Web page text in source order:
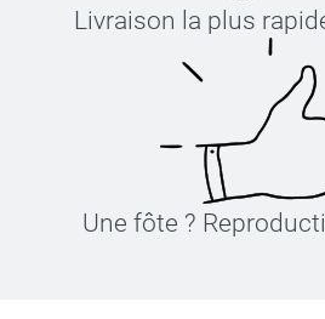
Livraison la plus
Une fôte ?